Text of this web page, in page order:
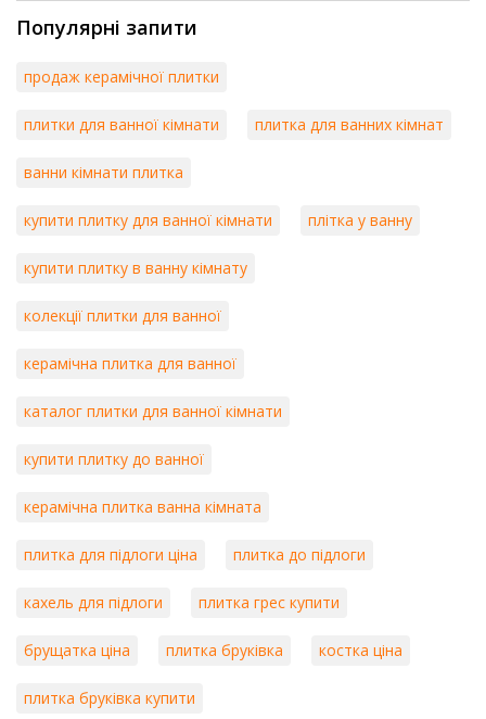
Популярні запити
продаж керамічної плитки
плитки для ванної кімнати плитка для ванних кімнат
ванни кімнати плитка
купити плитку для ванної кімнати плітка у ванну
купити плитку в ванну кімнату
колекції плитки для ванної
керамічна плитка для ванної
каталог плитки для ванної кімнати
купити плитку до ванної
керамічна плитка ванна кімната
плитка для підлоги ціна плитка до підлоги
кахель для підлоги плитка грес купити
брущатка ціна плитка бруківка костка ціна
плитка бруківка купити